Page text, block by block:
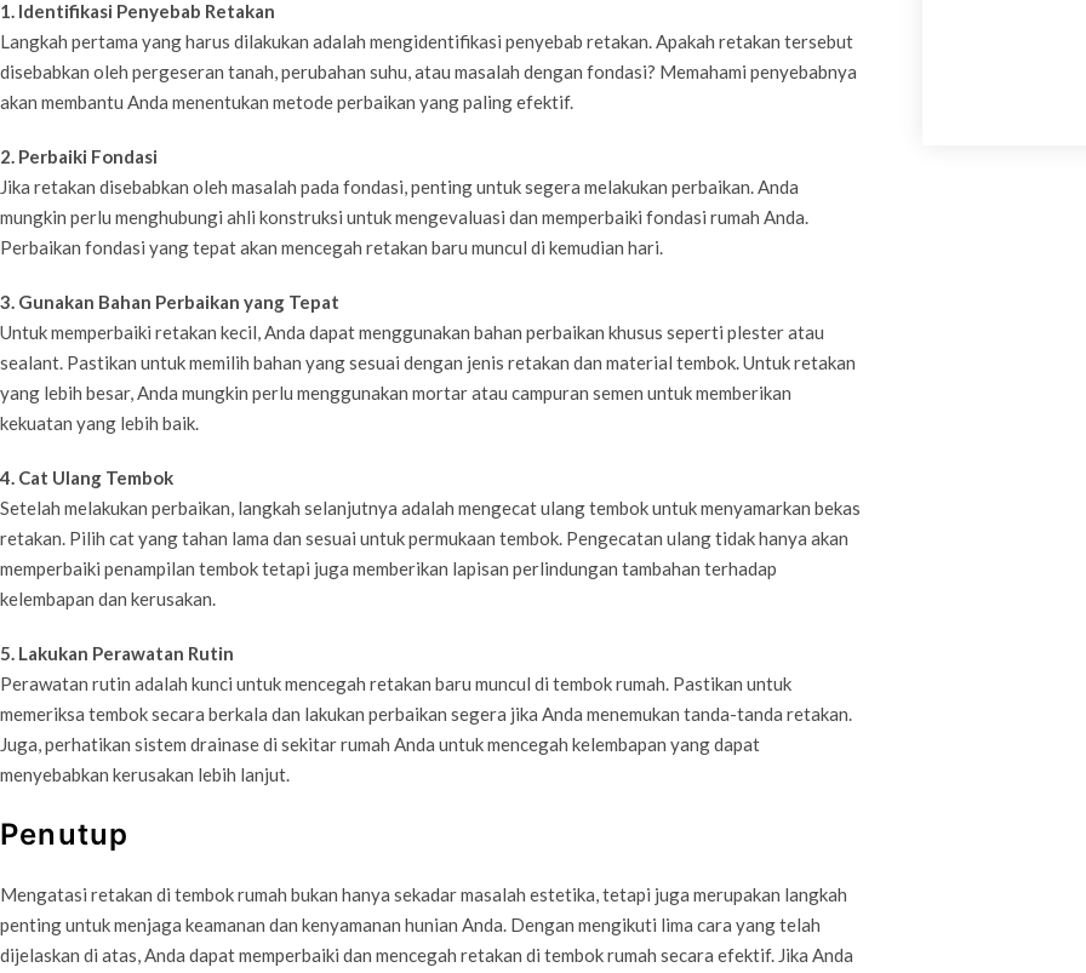
1. Identifikasi Penyebab Retakan
Langkah pertama yang harus dilakukan adalah mengidentifikasi penyebab retakan. Apakah retakan tersebut
disebabkan oleh pergeseran tanah, perubahan suhu, atau masalah dengan fondasi? Memahami penyebabnya
akan membantu Anda menentukan metode perbaikan yang paling efektif.
2. Perbaiki Fondasi
Jika retakan disebabkan oleh masalah pada fondasi, penting untuk segera melakukan perbaikan. Anda
mungkin perlu menghubungi ahli konstruksi untuk mengevaluasi dan memperbaiki fondasi rumah Anda.
Perbaikan fondasi yang tepat akan mencegah retakan baru muncul di kemudian hari.
3. Gunakan Bahan Perbaikan yang Tepat
Untuk memperbaiki retakan kecil, Anda dapat menggunakan bahan perbaikan khusus seperti plester atau
sealant. Pastikan untuk memilih bahan yang sesuai dengan jenis retakan dan material tembok. Untuk retakan
yang lebih besar, Anda mungkin perlu menggunakan mortar atau campuran semen untuk memberikan
kekuatan yang lebih baik.
4. Cat Ulang Tembok
Setelah melakukan perbaikan, langkah selanjutnya adalah mengecat ulang tembok untuk menyamarkan bekas
retakan. Pilih cat yang tahan lama dan sesuai untuk permukaan tembok. Pengecatan ulang tidak hanya akan
memperbaiki penampilan tembok tetapi juga memberikan lapisan perlindungan tambahan terhadap
kelembapan dan kerusakan.
5. Lakukan Perawatan Rutin
Perawatan rutin adalah kunci untuk mencegah retakan baru muncul di tembok rumah. Pastikan untuk
memeriksa tembok secara berkala dan lakukan perbaikan segera jika Anda menemukan tanda-tanda retakan.
Juga, perhatikan sistem drainase di sekitar rumah Anda untuk mencegah kelembapan yang dapat
menyebabkan kerusakan lebih lanjut.
Penutup
Mengatasi retakan di tembok rumah bukan hanya sekadar masalah estetika, tetapi juga merupakan langkah
penting untuk menjaga keamanan dan kenyamanan hunian Anda. Dengan mengikuti lima cara yang telah
dijelaskan di atas, Anda dapat memperbaiki dan mencegah retakan di tembok rumah secara efektif. Jika Anda